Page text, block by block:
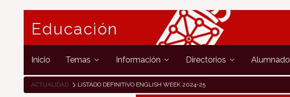
Educación
Inicio Temas Información Directorios Alumnado
ACTUALIDAD LISTADO DEFINITIVO ENGLISH WEEK 2024-25